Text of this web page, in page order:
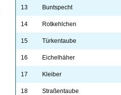
13 Buntspecht
14 Rotkehlchen
15 Türkentaube
16 Eichelhäher
17 Kleiber
18 Straßentaube